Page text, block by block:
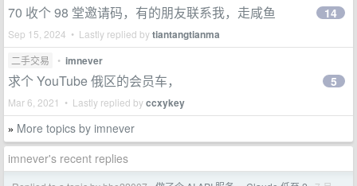
70 收个 98 堂邀请码，有的朋友联系我，走咸鱼
Sep 15, 2024 • Lastly replied bytiantangtianma
14
二手交易 • imnever
求个 YouTube 俄区的会员车，
Mar 6, 2021 • Lastly replied byccxykey
5
» More topics by imnever
imnever's recent replies